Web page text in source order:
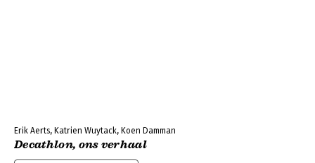
Erik Aerts, Katrien Wuytack, Koen Damman
Decathlon, ons verhaal